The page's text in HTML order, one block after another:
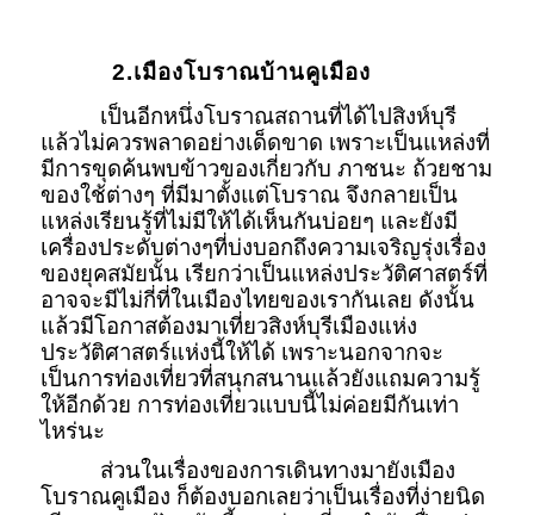
2.เมืองโบราณบ้านคูเมือง
เป็นอีกหนึ่งโบราณสถานที่ได้ไปสิงห์บุรี
แล้วไม่ควรพลาดอย่างเด็ดขาด เพราะเป็นแหล่งที่
มีการขุดค้นพบข้าวของเกี่ยวกับ ภาชนะ ถ้วยชาม
ของใช้ต่างๆ ที่มีมาตั้งแต่โบราณ จึงกลายเป็น
แหล่งเรียนรู้ที่ไม่มีให้ได้เห็นกันบ่อยๆ และยังมี
เครื่องประดับต่างๆที่บ่งบอกถึงความเจริญรุ่งเรื่อง
ของยุคสมัยนั้น เรียกว่าเป็นแหล่งประวัติศาสตร์ที่
อาจจะมีไม่กี่ที่ในเมืองไทยของเรากันเลย ดังนั้น
แล้วมีโอกาสต้องมาเที่ยวสิงห์บุรีเมืองแห่ง
ประวัติศาสตร์แห่งนี้ให้ได้ เพราะนอกจากจะ
เป็นการท่องเที่ยวที่สนุกสนานแล้วยังแถมความรู้
ให้อีกด้วย การท่องเที่ยวแบบนี้ไม่ค่อยมีกันเท่า
ไหร่นะ
ส่วนในเรื่องของการเดินทางมายังเมือง
โบราณคูเมือง ก็ต้องบอกเลยว่าเป็นเรื่องที่ง่ายนิด